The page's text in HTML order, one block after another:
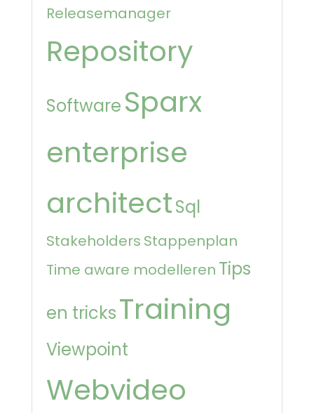
Releasemanager
Repository
Software Sparx
enterprise
architectSql
Stakeholders Stappenplan
Time aware modelleren Tips
en tricksTraining
Viewpoint
Webvideo